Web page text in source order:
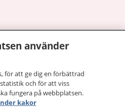
använder
för att ge dig en förbättrad
och för att viss
fungera på webbplatsen.
kakor